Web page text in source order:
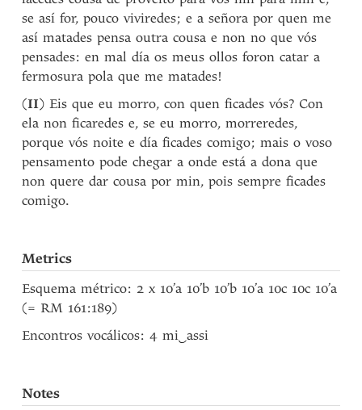
se así for, pouco viviredes; e a señora por quen me
así matades pensa outra cousa e non no que vós
pensades: en mal día os meus ollos foron catar a
fermosura pola que me matades!
(II) Eis que eu morro, con quen ficades vós? Con
ela non ficaredes e, se eu morro, morreredes,
porque vós noite e día ficades comigo; mais o voso
pensamento pode chegar a onde está a dona que
non quere dar cousa por min, pois sempre ficades
comigo.
Metrics
Esquema métrico: 2 x 10’a 10’b 10’b 10’a 10c 10c 10’a
(= RM 161:189)
Encontros vocálicos: 4 mi ‿assi
Notes